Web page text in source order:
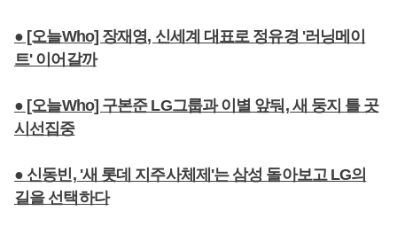
● [오늘Who] 장재영, 신세계 대표로 정유경 '러닝메이
트' 이어갈까
● [오늘Who] 구본준 LG그룹과 이별 앞둬, 새 둥지 틀 곳
시선집중
● 신동빈, '새 롯데 지주사체제'는 삼성 돌아보고 LG의
길을 선택하다